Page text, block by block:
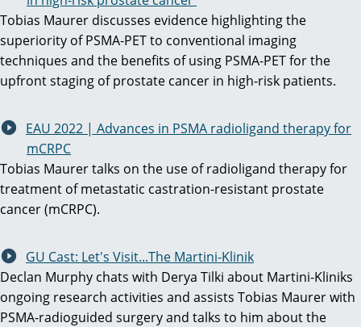
Tobias Maurer discusses evidence highlighting the
superiority of PSMA-PET to conventional imaging
techniques and the benefits of using PSMA-PET for the
upfront staging of prostate cancer in high-risk patients.
EAU 2022 | Advances in PSMA radioligand therapy for
mCRPC
Tobias Maurer talks on the use of radioligand therapy for
treatment of metastatic castration-resistant prostate
cancer (mCRPC).
GU Cast: Let's Visit...The Martini-Klinik
Declan Murphy chats with Derya Tilki about Martini-Kliniks
ongoing research activities and assists Tobias Maurer with
PSMA-radioguided surgery and talks to him about the